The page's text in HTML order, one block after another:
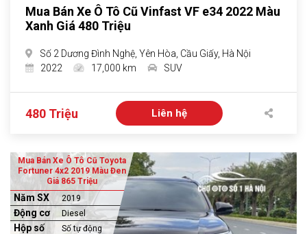
Mua Bán Xe Ô Tô Cũ Vinfast VF e34 2022 Màu
Xanh Giá 480 Triệu
Số 2 Dương Đình Nghệ, Yên Hòa, Cầu Giấy, Hà Nội
2022
17,000 km SUV
480 Triệu Liên hệ
Mua Bán Xe Ô Tô Cũ Toyota
Fortuner 4x2 2019 Màu Đen
Giá 865 Triệu
Năm SX 2019
Động cơ Diesel
Hộp số Số tự động